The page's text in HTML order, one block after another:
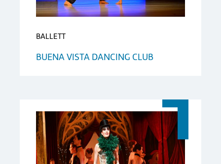
BALLETT
BUENA VISTA DANCING CLUB